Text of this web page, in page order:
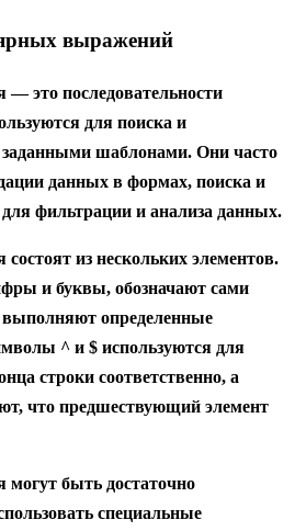
выражений
это последовательности
для поиска и
заданными шаблонами. Они часто
данных в формах, поиска и
фильтрации и анализа данных.
из нескольких элементов.
и буквы, обозначают сами
выполняют определенные
^ и $ используются для
строки соответственно, а
что предшествующий элемент
быть достаточно
специальные